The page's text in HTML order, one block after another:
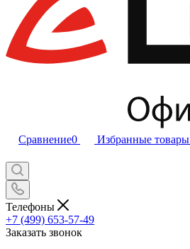
Сравнение0 Избранные товары
Телефоны
+7 (499) 653-57-49
Заказать звонок